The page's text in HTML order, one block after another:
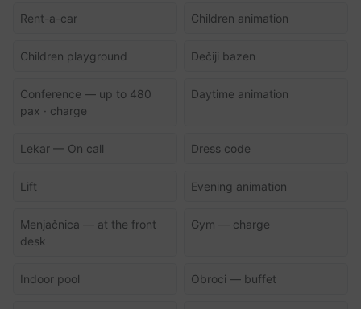
Rent-a-car Children animation
Children playground Dečiji bazen
Conference — up to 480
pax · charge
Daytime animation
Lekar — On call Dress code
Lift Evening animation
Menjačnica — at the front
desk
Gym — charge
Indoor pool Obroci — buffet